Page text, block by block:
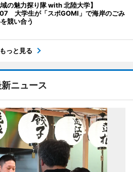
域の魅力探り隊 with 北陸大学】
大学生が「スポGOMI」で海岸のごみ
競い合う
もっと見る
ニュース